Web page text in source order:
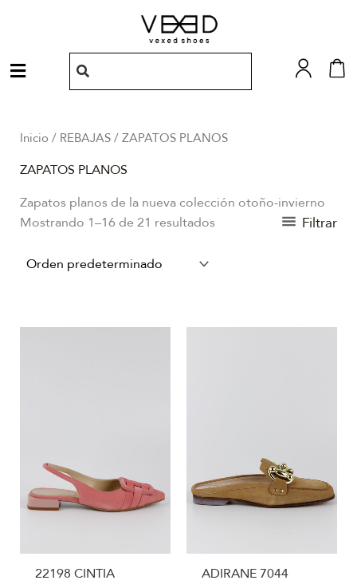
Menú
Inicio/ REBAJAS/ ZAPATOS PLANOS
ZAPATOS PLANOS
Zapatos planos de la nueva colección otoño-invierno
Mostrando 1–16 de 21 resultados
Filtrar
22198 CINTIA ADIRANE 7044